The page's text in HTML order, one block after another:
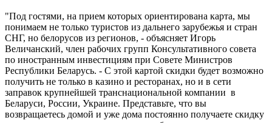
"Под гостями, на прием которых ориентирована карта, мы
понимаем не только туристов из дальнего зарубежья и стран
СНГ, но белорусов из регионов, - объясняет Игорь
Величанский, член рабочих групп Консультативного совета
по иностранным инвестициям при Совете Министров
Республики Беларусь. - С этой картой скидки будет возможно
получить не только в казино и ресторанах, но и в сети
заправок крупнейшей транснациональной компании в
Беларуси, России, Украине. Представьте, что вы
возвращаетесь домой и уже дома постоянно получаете скидку